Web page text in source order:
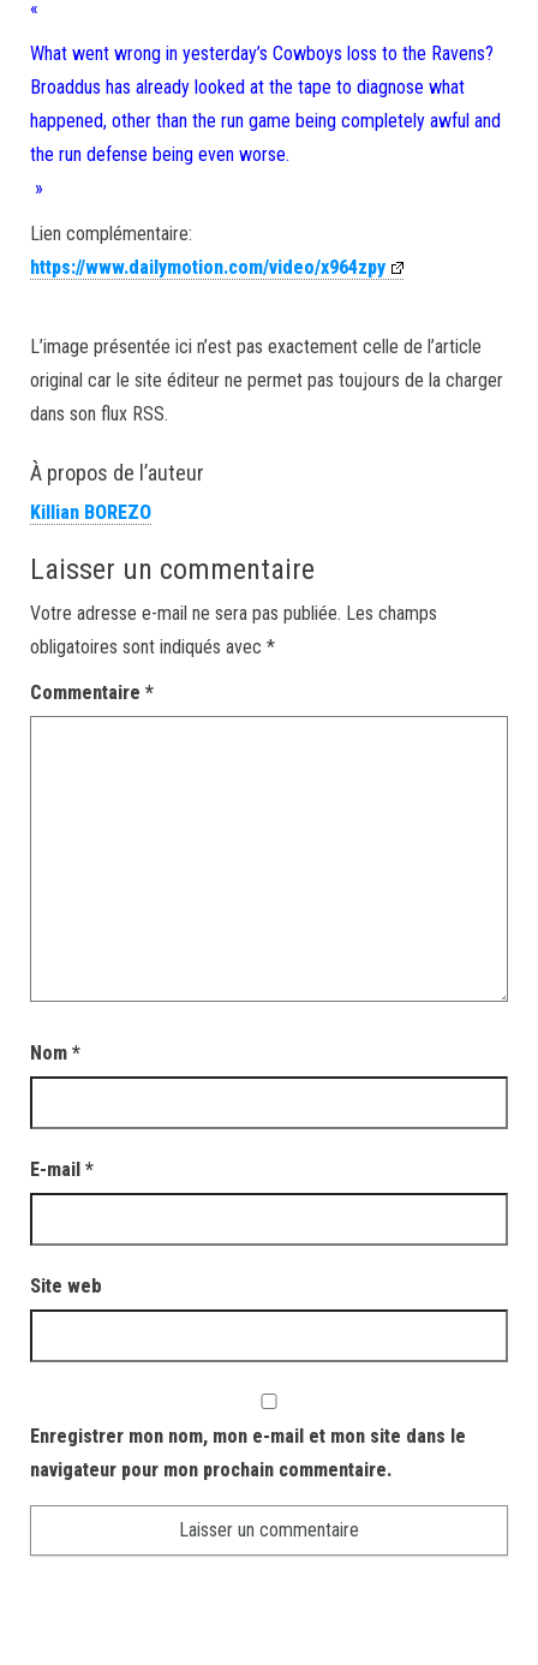
«
What went wrong in yesterday’s Cowboys loss to the Ravens?
Broaddus has already looked at the tape to diagnose what
happened, other than the run game being completely awful and
the run defense being even worse.
»
Lien complémentaire:
https://www.dailymotion.com/video/x964zpy
L’image présentée ici n’est pas exactement celle de l’article
original car le site éditeur ne permet pas toujours de la charger
dans son flux RSS.
À propos de l’auteur
Killian BOREZO
Laisser un commentaire
Votre adresse e-mail ne sera pas publiée. Les champs
obligatoires sont indiqués avec *
Commentaire *
Nom *
E-mail *
Site web
Enregistrer mon nom, mon e-mail et mon site dans le
navigateur pour mon prochain commentaire.